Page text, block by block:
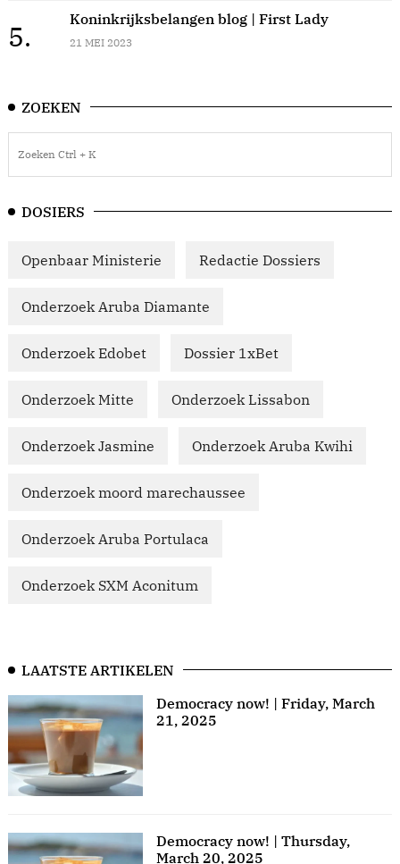
5.
Koninkrijksbelangen blog | First Lady
21 MEI 2023
ZOEKEN
DOSIERS
Openbaar Ministerie Redactie Dossiers
Onderzoek Aruba Diamante
Onderzoek Edobet Dossier 1xBet
Onderzoek Mitte Onderzoek Lissabon
Onderzoek Jasmine Onderzoek Aruba Kwihi
Onderzoek moord marechaussee
Onderzoek Aruba Portulaca
Onderzoek SXM Aconitum
LAATSTE ARTIKELEN
Democracy now! | Friday, March
21, 2025
Democracy now! | Thursday,
March 20, 2025